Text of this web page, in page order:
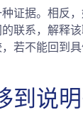
证据。相反
联系，解释
若不能回到
到说